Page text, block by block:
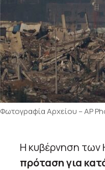
Φωτογραφία Αρχείου – AP
Η κυβέρνηση των
πρόταση για